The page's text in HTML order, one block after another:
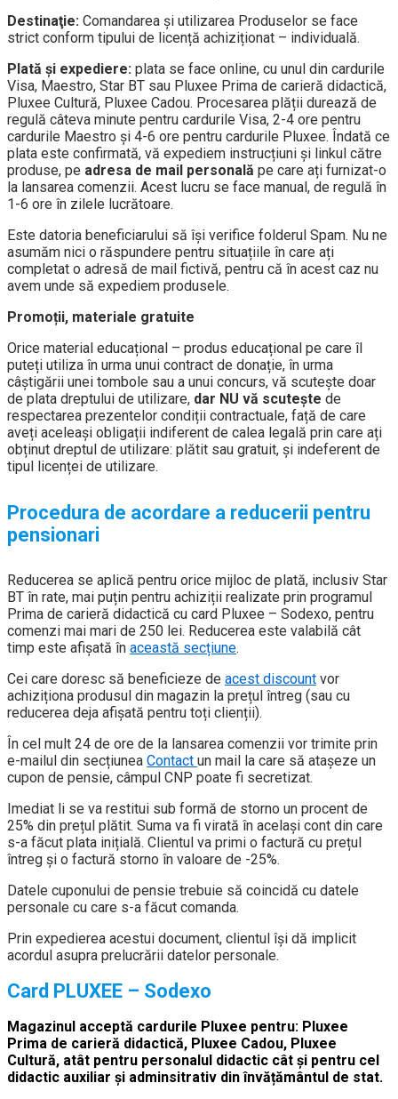
Destinaţie: Comandarea și utilizarea Produselor se face
strict conform tipului de licență achiziționat – individuală.
Plată și expediere: plata se face online, cu unul din cardurile
Visa, Maestro, Star BT sau Pluxee Prima de carieră didactică,
Pluxee Cultură, Pluxee Cadou. Procesarea plății durează de
regulă câteva minute pentru cardurile Visa, 2-4 ore pentru
cardurile Maestro și 4-6 ore pentru cardurile Pluxee. Îndată ce
plata este confirmată, vă expediem instrucțiuni și linkul către
produse, pe adresa de mail personală pe care ați furnizat-o
la lansarea comenzii. Acest lucru se face manual, de regulă în
1-6 ore în zilele lucrătoare.
Este datoria beneficiarului să își verifice folderul Spam. Nu ne
asumăm nici o răspundere pentru situațiile în care ați
completat o adresă de mail fictivă, pentru că în acest caz nu
avem unde să expediem produsele.
Promoții, materiale gratuite
Orice material educațional – produs educațional pe care îl
puteți utiliza în urma unui contract de donație, în urma
câștigării unei tombole sau a unui concurs, vă scutește doar
de plata dreptului de utilizare, dar NU vă scutește de
respectarea prezentelor condiții contractuale, față de care
aveți aceleași obligații indiferent de calea legală prin care ați
obținut dreptul de utilizare: plătit sau gratuit, și indeferent de
tipul licenței de utilizare.
Procedura de acordare a reducerii pentru
pensionari
Reducerea se aplică pentru orice mijloc de plată, inclusiv Star
BT în rate, mai puțin pentru achiziții realizate prin programul
Prima de carieră didactică cu card Pluxee – Sodexo, pentru
comenzi mai mari de 250 lei. Reducerea este valabilă cât
timp este afișată în această secțiune.
Cei care doresc să beneficieze de acest discount vor
achiziționa produsul din magazin la prețul întreg (sau cu
reducerea deja afișată pentru toți clienții).
În cel mult 24 de ore de la lansarea comenzii vor trimite prin
e-mailul din secțiunea Contact un mail la care să atașeze un
cupon de pensie, câmpul CNP poate fi secretizat.
Imediat li se va restitui sub formă de storno un procent de
25% din prețul plătit. Suma va fi virată în același cont din care
s-a făcut plata inițială. Clientul va primi o factură cu prețul
întreg și o factură storno în valoare de -25%.
Datele cuponului de pensie trebuie să coincidă cu datele
personale cu care s-a făcut comanda.
Prin expedierea acestui document, clientul își dă implicit
acordul asupra prelucrării datelor personale.
Card PLUXEE – Sodexo
Magazinul acceptă cardurile Pluxee pentru: Pluxee
Prima de carieră didactică, Pluxee Cadou, Pluxee
Cultură, atât pentru personalul didactic cât și pentru cel
didactic auxiliar și adminsitrativ din învățământul de stat.